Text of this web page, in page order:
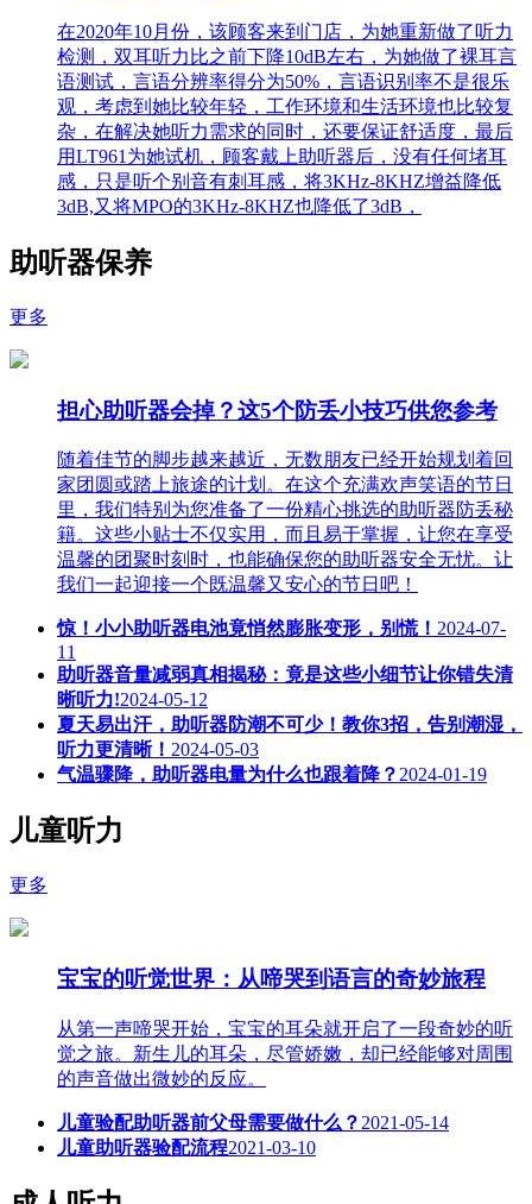
在2020年10月份，该顾客来到门店，为她重新做了听力
检测，双耳听力比之前下降10dB左右，为她做了裸耳言
语测试，言语分辨率得分为50%，言语识别率不是很乐
观，考虑到她比较年轻，工作环境和生活环境也比较复
杂，在解决她听力需求的同时，还要保证舒适度，最后
用LT961为她试机，顾客戴上助听器后，没有任何堵耳
感，只是听个别音有刺耳感，将3KHz-8KHZ增益降低
3dB,又将MPO的3KHz-8KHZ也降低了3dB，
助听器保养
更多
担心助听器会掉？这5个防丢小技巧供您参考
随着佳节的脚步越来越近，无数朋友已经开始规划着回
家团圆或踏上旅途的计划。在这个充满欢声笑语的节日
里，我们特别为您准备了一份精心挑选的助听器防丢秘
籍。这些小贴士不仅实用，而且易于掌握，让您在享受
温馨的团聚时刻时，也能确保您的助听器安全无忧。让
我们一起迎接一个既温馨又安心的节日吧！
惊！小小助听器电池竟悄然膨胀变形，别慌！ 2024-07-
11
助听器音量减弱真相揭秘：竟是这些小细节让你错失清
晰听力!2024-05-12
夏天易出汗，助听器防潮不可少！教你3招，告别潮湿，
听力更清晰！ 2024-05-03
气温骤降，助听器电量为什么也跟着降？2024-01-19
儿童听力
更多
宝宝的听觉世界：从啼哭到语言的奇妙旅程
从第一声啼哭开始，宝宝的耳朵就开启了一段奇妙的听
觉之旅。新生儿的耳朵，尽管娇嫩，却已经能够对周围
的声音做出微妙的反应。
儿童验配助听器前父母需要做什么？ 2021-05-14
儿童助听器验配流程2021-03-10